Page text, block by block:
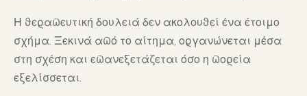
Η θεραπευτική δουλειά δεν ακολουθεί ένα έτοιμο
σχήμα. Ξεκινά από το αίτημα, οργανώνεται μέσα
στη σχέση και επανεξετάζεται όσο η πορεία
εξελίσσεται.